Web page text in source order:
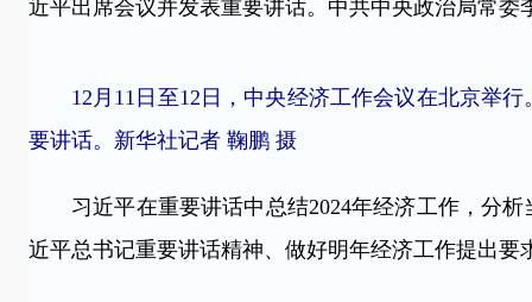
近平出席会议并发表重要讲话。中共中央政治局常
12月11日至12日，中央经济工作会议在北京举行
要讲话。新华社记者 鞠鹏 摄
习近平在重要讲话中总结2024年经济工作，分析
近平总书记重要讲话精神、做好明年经济工作提出要